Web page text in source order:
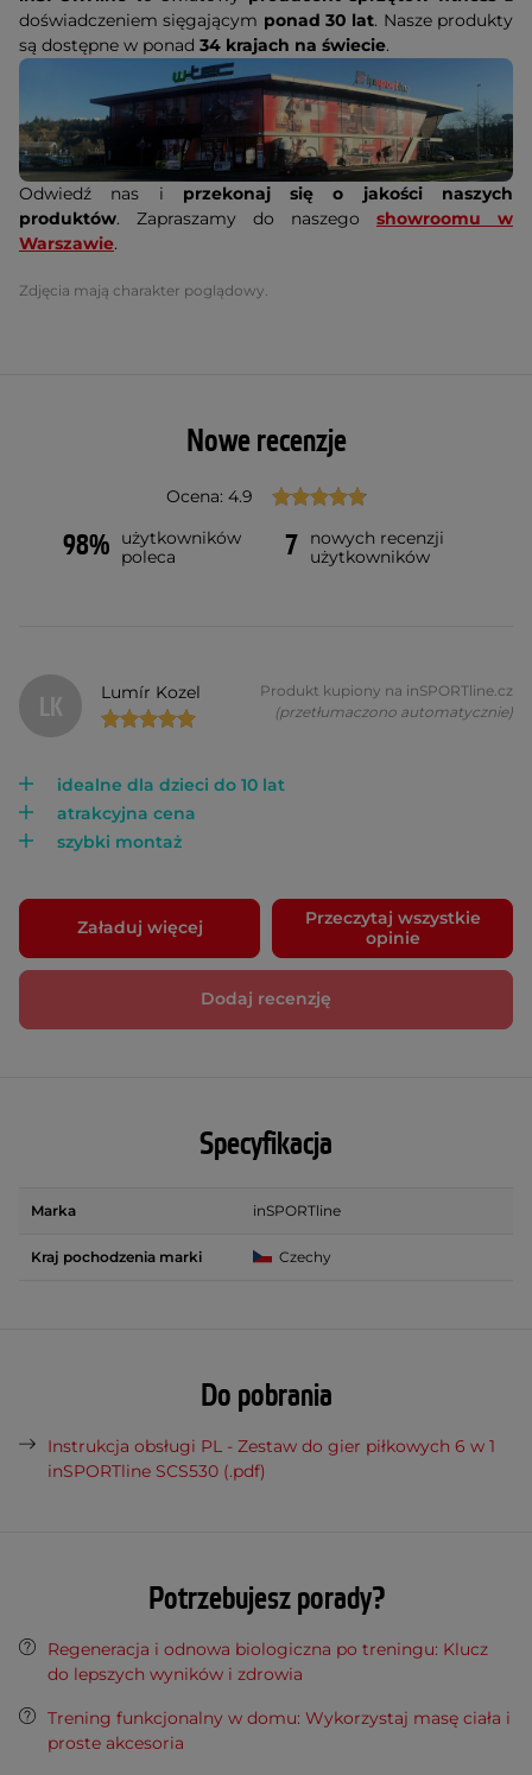
doświadczeniem sięgającym ponad 30 lat. Nasze produkty
są dostępne w ponad 34 krajach na świecie.
Odwiedź nas i przekonaj się o jakości naszych
produktów. Zapraszamy do naszego showroomu w
Warszawie.
Zdjęcia mają charakter poglądowy.
Nowe recenzje
Ocena: 4.9
98%
użytkowników
poleca
7
nowych recenzji
użytkowników
LK Lumír Kozel
Produkt kupiony na inSPORTline.cz
(przetłumaczono automatycznie)
idealne dla dzieci do 10 lat
atrakcyjna cena
szybki montaż
Załaduj więcej
Przeczytaj wszystkie
opinie
Dodaj recenzję
Specyfikacja
Marka inSPORTline
Kraj pochodzenia marki Czechy
Do pobrania
Instrukcja obsługi PL - Zestaw do gier piłkowych 6 w 1
inSPORTline SCS530 (.pdf)
Potrzebujesz porady?
Regeneracja i odnowa biologiczna po treningu: Klucz
do lepszych wyników i zdrowia
Trening funkcjonalny w domu: Wykorzystaj masę ciała i
proste akcesoria